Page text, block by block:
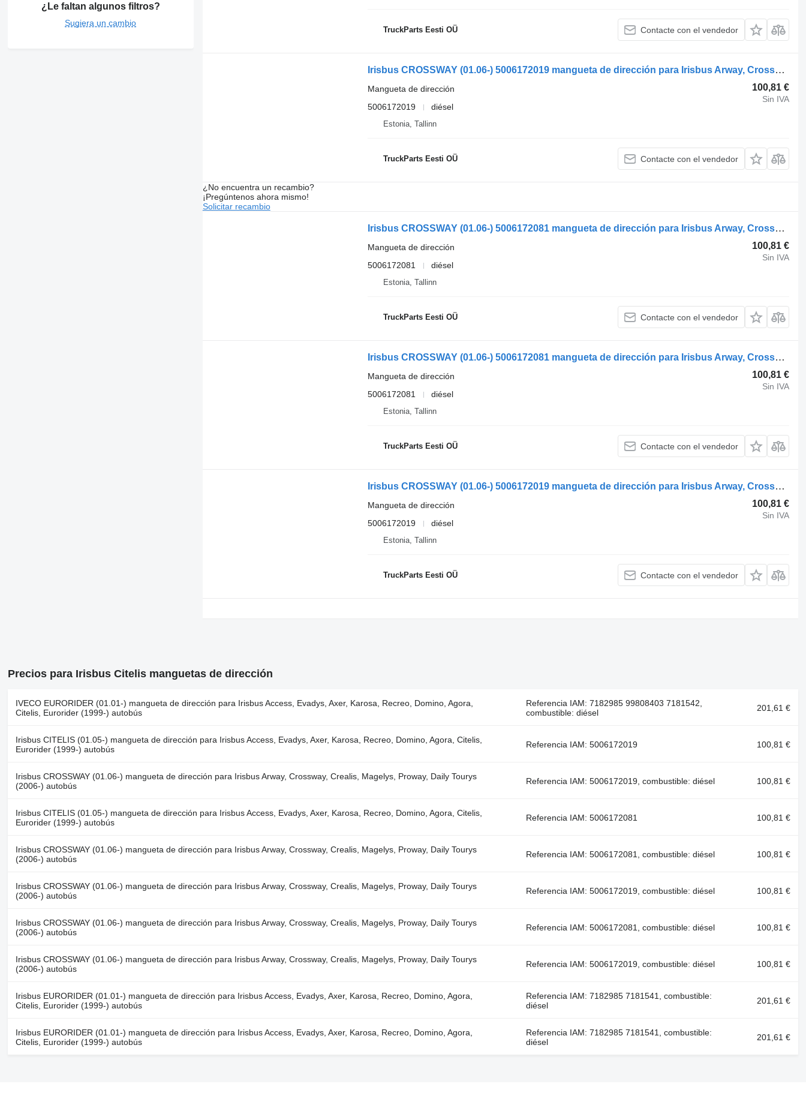
¿Le faltan algunos filtros?
Sugiera un cambio
TruckParts Eesti OÜ Contacte con el vendedor
Irisbus CROSSWAY (01.06-) 5006172019 mangueta de dirección para Irisbus Arway, Crossway, Crealis, Magelys, Proway, Daily Tourys (2006-) autobús
100,81 €
Sin IVA
Mangueta de dirección
5006172019
diésel
Estonia, Tallinn
TruckParts Eesti OÜ Contacte con el vendedor
¿No encuentra un recambio?
¡Pregúntenos ahora mismo!
Solicitar recambio
Irisbus CROSSWAY (01.06-) 5006172081 mangueta de dirección para Irisbus Arway, Crossway, Crealis, Magelys, Proway, Daily Tourys (2006-) autobús
100,81 €
Sin IVA
Mangueta de dirección
5006172081
diésel
Estonia, Tallinn
TruckParts Eesti OÜ Contacte con el vendedor
Irisbus CROSSWAY (01.06-) 5006172081 mangueta de dirección para Irisbus Arway, Crossway, Crealis, Magelys, Proway, Daily Tourys (2006-) autobús
100,81 €
Sin IVA
Mangueta de dirección
5006172081
diésel
Estonia, Tallinn
TruckParts Eesti OÜ Contacte con el vendedor
Irisbus CROSSWAY (01.06-) 5006172019 mangueta de dirección para Irisbus Arway, Crossway, Crealis, Magelys, Proway, Daily Tourys (2006-) autobús
100,81 €
Sin IVA
Mangueta de dirección
5006172019
diésel
Estonia, Tallinn
TruckParts Eesti OÜ Contacte con el vendedor
Precios para Irisbus Citelis manguetas de dirección
IVECO EURORIDER (01.01-) mangueta de dirección para Irisbus Access, Evadys, Axer, Karosa, Recreo, Domino, Agora,
Citelis, Eurorider (1999-) autobús
Referencia IAM: 7182985 99808403 7181542,
combustible: diésel
201,61 €
Irisbus CITELIS (01.05-) mangueta de dirección para Irisbus Access, Evadys, Axer, Karosa, Recreo, Domino, Agora, Citelis,
Eurorider (1999-) autobús
Referencia IAM: 5006172019 100,81 €
Irisbus CROSSWAY (01.06-) mangueta de dirección para Irisbus Arway, Crossway, Crealis, Magelys, Proway, Daily Tourys
(2006-) autobús
Referencia IAM: 5006172019, combustible: diésel 100,81 €
Irisbus CITELIS (01.05-) mangueta de dirección para Irisbus Access, Evadys, Axer, Karosa, Recreo, Domino, Agora, Citelis,
Eurorider (1999-) autobús
Referencia IAM: 5006172081 100,81 €
Irisbus CROSSWAY (01.06-) mangueta de dirección para Irisbus Arway, Crossway, Crealis, Magelys, Proway, Daily Tourys
(2006-) autobús
Referencia IAM: 5006172081, combustible: diésel 100,81 €
Irisbus CROSSWAY (01.06-) mangueta de dirección para Irisbus Arway, Crossway, Crealis, Magelys, Proway, Daily Tourys
(2006-) autobús
Referencia IAM: 5006172019, combustible: diésel 100,81 €
Irisbus CROSSWAY (01.06-) mangueta de dirección para Irisbus Arway, Crossway, Crealis, Magelys, Proway, Daily Tourys
(2006-) autobús
Referencia IAM: 5006172081, combustible: diésel 100,81 €
Irisbus CROSSWAY (01.06-) mangueta de dirección para Irisbus Arway, Crossway, Crealis, Magelys, Proway, Daily Tourys
(2006-) autobús
Referencia IAM: 5006172019, combustible: diésel 100,81 €
Irisbus EURORIDER (01.01-) mangueta de dirección para Irisbus Access, Evadys, Axer, Karosa, Recreo, Domino, Agora,
Citelis, Eurorider (1999-) autobús
Referencia IAM: 7182985 7181541, combustible:
diésel
201,61 €
Irisbus EURORIDER (01.01-) mangueta de dirección para Irisbus Access, Evadys, Axer, Karosa, Recreo, Domino, Agora,
Citelis, Eurorider (1999-) autobús
Referencia IAM: 7182985 7181541, combustible:
diésel
201,61 €